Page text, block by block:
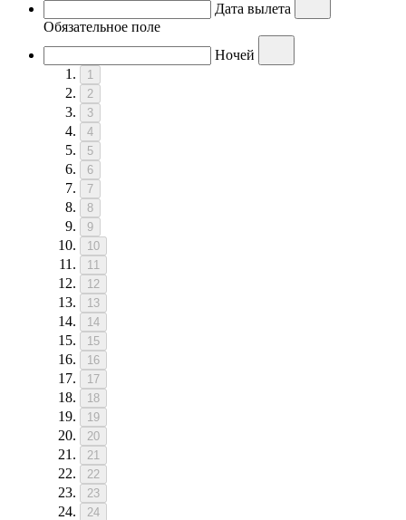
Дата вылета
Обязательное поле
Ночей
1
2
3
4
5
6
7
8
9
10
11
12
13
14
15
16
17
18
19
20
21
22
23
24